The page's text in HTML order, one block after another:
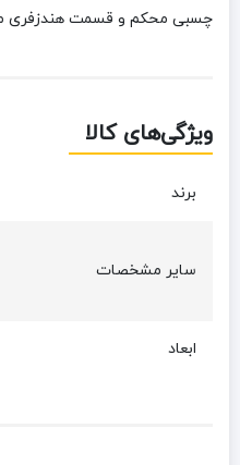
چسبی محکم و قسمت هندزفری
ویژگی‌های کالا
برند
سایر مشخصات
ابعاد